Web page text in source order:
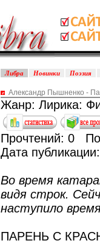
Либра Новинки Поэзия
Александр Пышненко -
Жанр: Лирика:
Прочтений: 0
Дата
Во время
видя строк.
наступило
ПАРЕНЬ С